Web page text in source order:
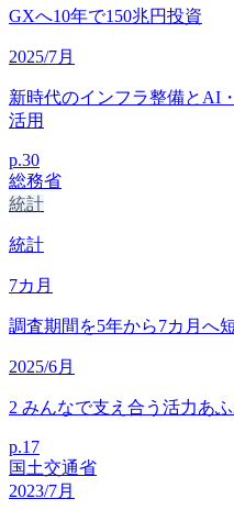
GXへ10年で150兆円投資
2025/7月
新時代のインフラ整備とAI
活用
p.30
総務省
統計
統計
7カ月
調査期間を5年から7カ月へ
2025/6月
2 みんなで支え合う活力あ
p.17
国土交通省
2023/7月